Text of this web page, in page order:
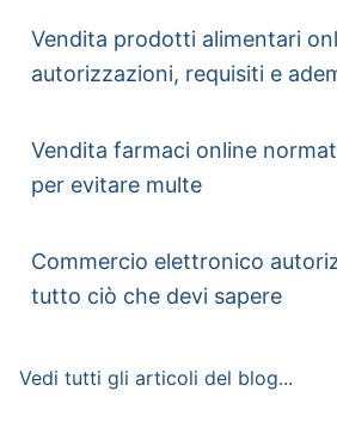
Vendita prodotti alimentari
autorizzazioni, requisiti e
Vendita farmaci online
per evitare multe
Commercio elettronico
tutto ciò che devi sapere
Vedi tutti gli articoli del blog...